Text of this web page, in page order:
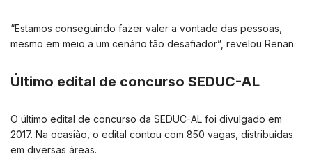
“Estamos conseguindo fazer valer a vontade das pessoas,
mesmo em meio a um cenário tão desafiador”, revelou Renan.
Último edital de concurso SEDUC-AL
O último edital de concurso da SEDUC-AL foi divulgado em
2017. Na ocasião, o edital contou com 850 vagas, distribuídas
em diversas áreas.